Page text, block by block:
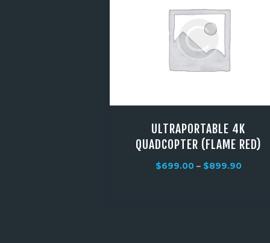
ULTRAPORTABLE 4K
QUADCOPTER (FLAME RED)
$699.00– $899.90